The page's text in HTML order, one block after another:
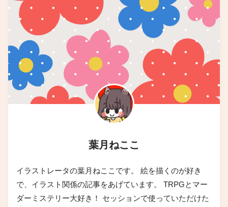
葉月ねここ
イラストレータの葉月ねここです。 絵を描くのが好き
で、イラスト関係の記事をあげています。 TRPGとマー
ダーミステリー大好き！ セッションで使っていただけた